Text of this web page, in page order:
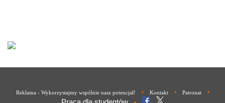
Reklama - Wykorzystajmy wspólnie nasz potencjał! • Kontakt • Patronat •